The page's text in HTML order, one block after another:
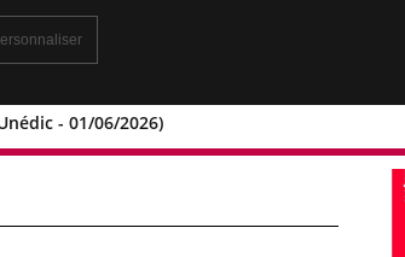
- 01/06/2026)
indemnisée »